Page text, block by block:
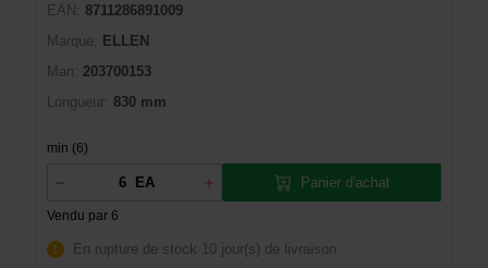
EAN:
8711286891009
Marque:
ELLEN
Man: 203700153
Longueur: 830 mm
min (6)
EA
Vendu par 6
Panier d'achat
En rupture de stock 10 jour(s) de livraison